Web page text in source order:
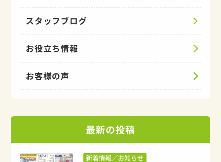
スタッフブログ
お役立ち情報
お客様の声
最新の投稿
新着情報／お知らせ